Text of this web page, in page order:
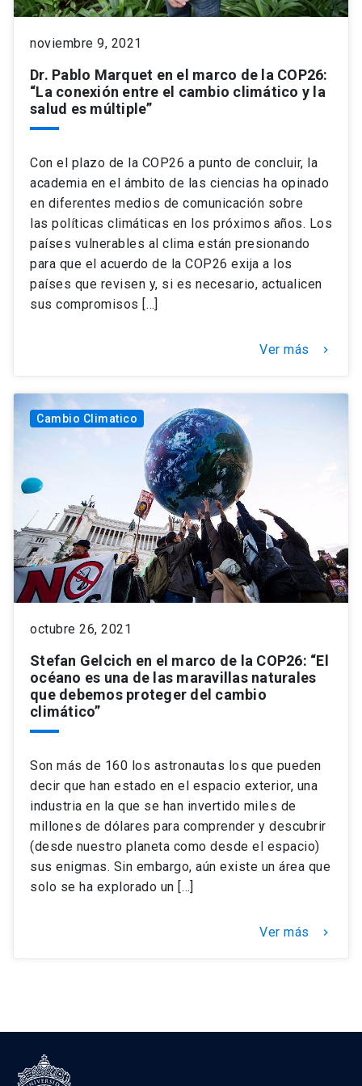
Académicos
Consejo de Facultad
Secretaría Académica
Documentos FCB
Dirección Investigación
Grupos de Investigación
Institutos y Centros
FCB en el Territorio
Redes Internacionales
Estudiantes
Pregrado
Postgrado
Centro de Estudiantes
Publicaciones
Contacto
noviembre 9, 2021
Dr. Pablo Marquet en el marco de la COP26:
“La conexión entre el cambio climático y la
salud es múltiple”
Con el plazo de la COP26 a punto de concluir, la
academia en el ámbito de las ciencias ha opinado
en diferentes medios de comunicación sobre
las políticas climáticas en los próximos años. Los
países vulnerables al clima están presionando
para que el acuerdo de la COP26 exija a los
países que revisen y, si es necesario, actualicen
sus compromisos […]
Ver más keyboard_arrow_right
Cambio Climatico
octubre 26, 2021
Stefan Gelcich en el marco de la COP26: “El
océano es una de las maravillas naturales
que debemos proteger del cambio
climático”
Son más de 160 los astronautas los que pueden
decir que han estado en el espacio exterior, una
industria en la que se han invertido miles de
millones de dólares para comprender y descubrir
(desde nuestro planeta como desde el espacio)
sus enigmas. Sin embargo, aún existe un área que
solo se ha explorado un […]
Ver más keyboard_arrow_right